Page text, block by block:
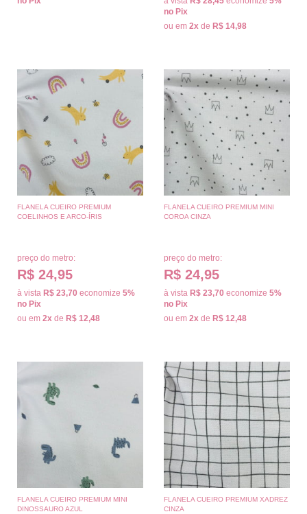
no Pix
ou em 2x de R$ 14,98
FLANELA CUEIRO PREMIUM
COELINHOS E ARCO-ÍRIS
preço do metro:
R$ 24,95
à vista R$ 23,70 economize 5%
no Pix
ou em 2x de R$ 12,48
FLANELA CUEIRO PREMIUM MINI
COROA CINZA
preço do metro:
R$ 24,95
à vista R$ 23,70 economize 5%
no Pix
ou em 2x de R$ 12,48
FLANELA CUEIRO PREMIUM MINI
DINOSSAURO AZUL
FLANELA CUEIRO PREMIUM XADREZ
CINZA